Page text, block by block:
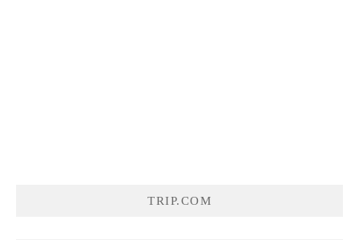
TRIP.COM